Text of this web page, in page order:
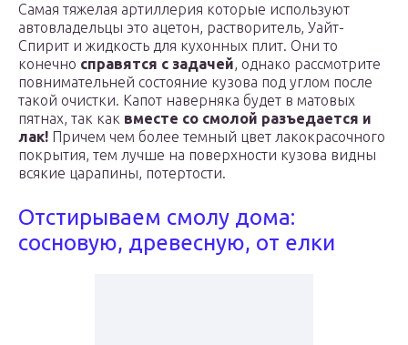
Самая тяжелая артиллерия которые используют
автовладельцы это ацетон, растворитель, Уайт-
Спирит и жидкость для кухонных плит. Они то
конечно справятся с задачей, однако рассмотрите
повнимательней состояние кузова под углом после
такой очистки. Капот наверняка будет в матовых
пятнах, так как вместе со смолой разъедается и
лак! Причем чем более темный цвет лакокрасочного
покрытия, тем лучше на поверхности кузова видны
всякие царапины, потертости.
Отстирываем смолу дома:
сосновую, древесную, от елки